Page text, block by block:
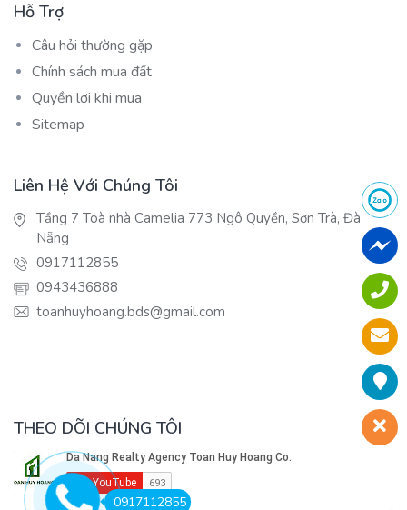
Hỗ Trợ
Câu hỏi thường gặp
Chính sách mua đất
Quyền lợi khi mua
Sitemap
Liên Hệ Với Chúng Tôi
Tầng 7 Toà nhà Camelia 773 Ngô Quyền, Sơn Trà, Đà
Nẵng
0917112855
0943436888
toanhuyhoang.bds@gmail.com
THEO DÕI CHÚNG TÔI
0917112855